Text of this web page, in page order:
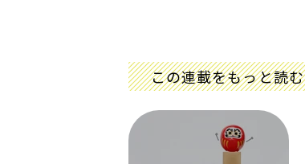
この連載をもっと読む